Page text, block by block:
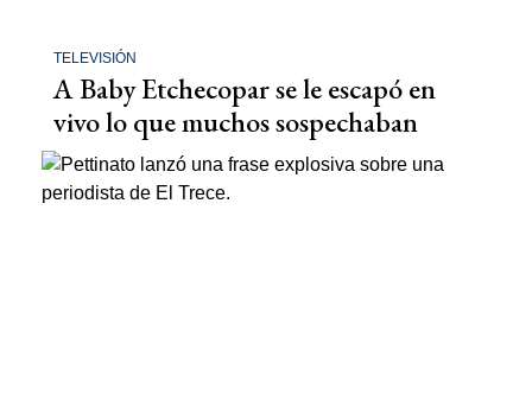
TELEVISIÓN
A Baby Etchecopar se le escapó en
vivo lo que muchos sospechaban